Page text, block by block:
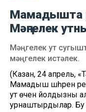
Мамадышта
Мәңгелек
Мәңгелек ут
мәңгелек истәлек.
(Казан, 24 апрель,
Мамадыш шәһәренә
ут өчен йолдызны
урнаштырдылар. Бу